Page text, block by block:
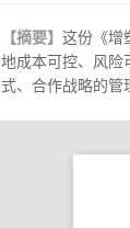
【摘要】 这份《增
地成本可控、风险
式、合作战略的管